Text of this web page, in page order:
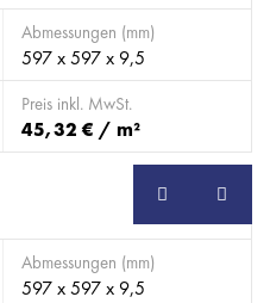
Abmessungen (mm)
597 x 597 x 9,5
Preis inkl. MwSt.
45,32 € / m²
Abmessungen (mm)
597 x 597 x 9,5